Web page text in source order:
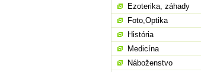
Ezoterika, záhady
Foto,Optika
História
Medicína
Náboženstvo